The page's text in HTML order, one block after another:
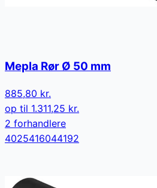
Mepla Rør Ø 50 mm
885,80 kr.
op til 1.311,25 kr.
2 forhandlere
4025416044192